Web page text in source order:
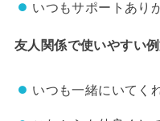
いつもサポートあり
友人関係で使いやすい
いつも一緒にいてく